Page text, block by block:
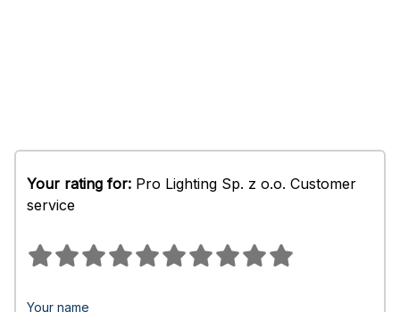
Your rating for: Pro Lighting Sp. z o.o. Customer
service
Your name